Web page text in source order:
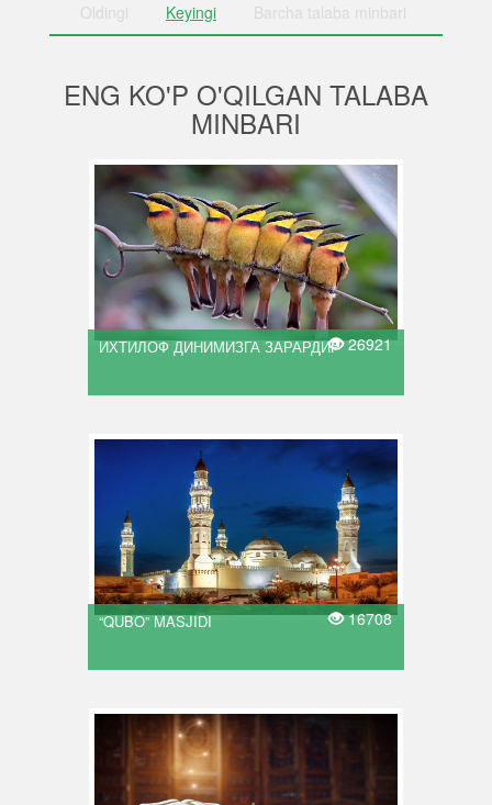
Oldingi Keyingi Barcha talaba minbari
ENG KO'P O'QILGAN TALABA
MINBARI
ИХТИЛОФ ДИНИМИЗГА ЗАРАРДИР26921
“QUBO” MASJIDI 16708